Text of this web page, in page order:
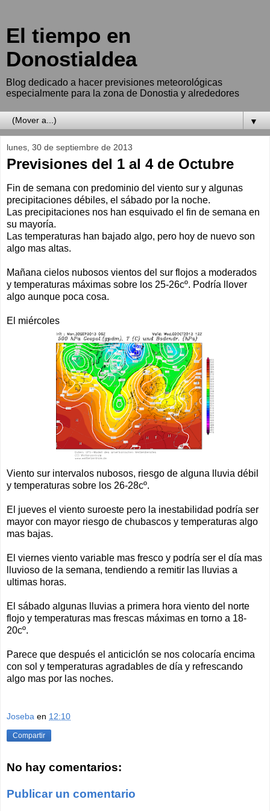
El tiempo en
Donostialdea
Blog dedicado a hacer previsiones meteorológicas
especialmente para la zona de Donostia y alrededores
▼
lunes, 30 de septiembre de 2013
Previsiones del 1 al 4 de Octubre
Fin de semana con predominio del viento sur y algunas
precipitaciones débiles, el sábado por la noche.
Las precipitaciones nos han esquivado el fin de semana en
su mayoría.
Las temperaturas han bajado algo, pero hoy de nuevo son
algo mas altas.
Mañana cielos nubosos vientos del sur flojos a moderados
y temperaturas máximas sobre los 25-26cº. Podría llover
algo aunque poca cosa.
El miércoles
Viento sur intervalos nubosos, riesgo de alguna lluvia débil
y temperaturas sobre los 26-28cº.
El jueves el viento suroeste pero la inestabilidad podría ser
mayor con mayor riesgo de chubascos y temperaturas algo
mas bajas.
El viernes viento variable mas fresco y podría ser el día mas
lluvioso de la semana, tendiendo a remitir las lluvias a
ultimas horas.
El sábado algunas lluvias a primera hora viento del norte
flojo y temperaturas mas frescas máximas en torno a 18-
20cº.
Parece que después el anticiclón se nos colocaría encima
con sol y temperaturas agradables de día y refrescando
algo mas por las noches.
Joseba en 12:10
Compartir
No hay comentarios:
Publicar un comentario